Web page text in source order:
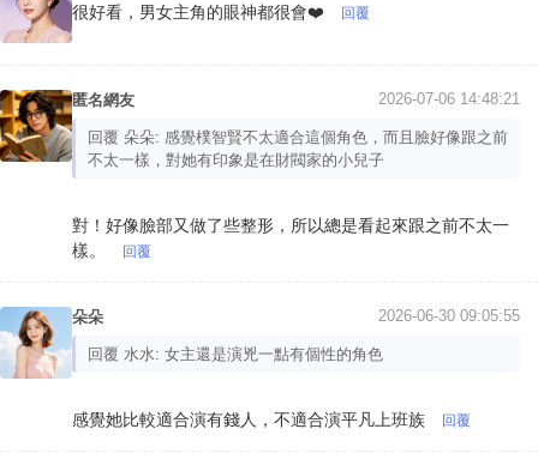
很好看，男女主角的眼神都很會❤️ 回覆
匿名網友 2026-07-06 14:48:21
回覆 朵朵: 感覺樸智賢不太適合這個角色，而且臉好像跟之前
不太一樣，對她有印象是在財閥家的小兒子
對！好像臉部又做了些整形，所以總是看起來跟之前不太一
樣。
回覆
朵朵 2026-06-30 09:05:55
回覆 水水: 女主還是演兇一點有個性的角色
感覺她比較適合演有錢人，不適合演平凡上班族 回覆